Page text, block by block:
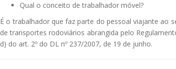
Qual o conceito de trabalhador móvel?
É o trabalhador que faz parte do pessoal viajante ao
de transportes rodoviários abrangida pelo
d) do art. 2º do DL nº 237/2007, de 19 de junho.